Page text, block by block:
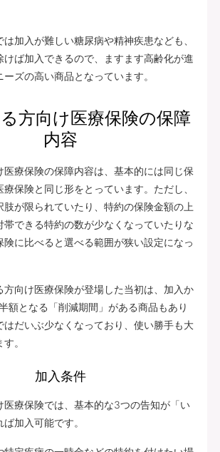
加入が難しい糖尿病や精神疾患なども、
けば加入できるので、ますます高齢化が進
ズの高い商品となっています。
方向け医療保険の保障
内容
医療保険の保障内容は、基本的には同じ保
保険と同じ形をとっています。ただし、
肢が限られていたり、特約の保険金額の上
帯できる特約の数が少なくなっていたりな
険に比べると選べる範囲が狭い設定になっ
方向け医療保険が登場した当初は、加入か
額となる「削減期間」がある商品もあり
はだいぶ少なくなっており、使い勝手も大
。
加入条件
医療保険では、基本的な3つの告知が「い
加入可能です。